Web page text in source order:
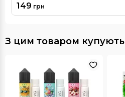
149 грн
З цим товаром купують